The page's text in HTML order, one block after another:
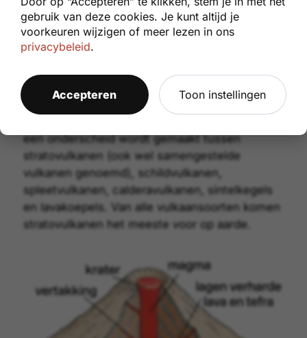
van het magma heeft invloed op het
eruptiegedrag. En beinvloeden al deze
voorgaande eigenschappen de vorm van een
Een veel voorkomende indeling in verschillende
een onderscheid wordt gemaakt tussen
stratovulkanen (ook wel samengestelde
vulkanen genoemd), schildvulkanen
spleetvulkanen calderavulkanen sintelkegels
en lavakoepels . Van alle vulkaansoorten komen
stratovulkanen het meeste voor op aarde.